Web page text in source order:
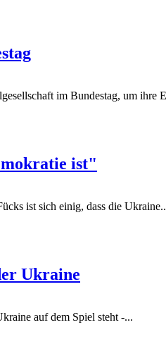
im Bundestag, um ihre
ist"
ist sich einig, dass die
Ukraine
auf dem Spiel steht -...